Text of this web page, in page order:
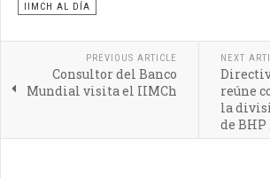
IIMCH AL DÍA
PREVIOUS ARTICLE
Consultor del Banco
Mundial visita el IIMCh
NEXT
reúne
la
de